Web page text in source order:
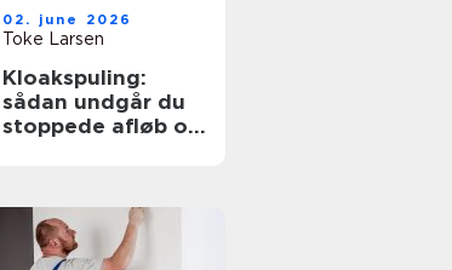
02. june 2026
Toke Larsen
Kloakspuling:
sådan undgår du
stoppede afløb og